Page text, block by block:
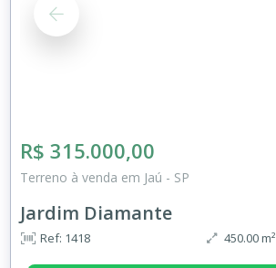
R$ 315.000,00
Terreno à venda em Jaú - SP
Jardim Diamante
Ref: 1418 450.00 m²